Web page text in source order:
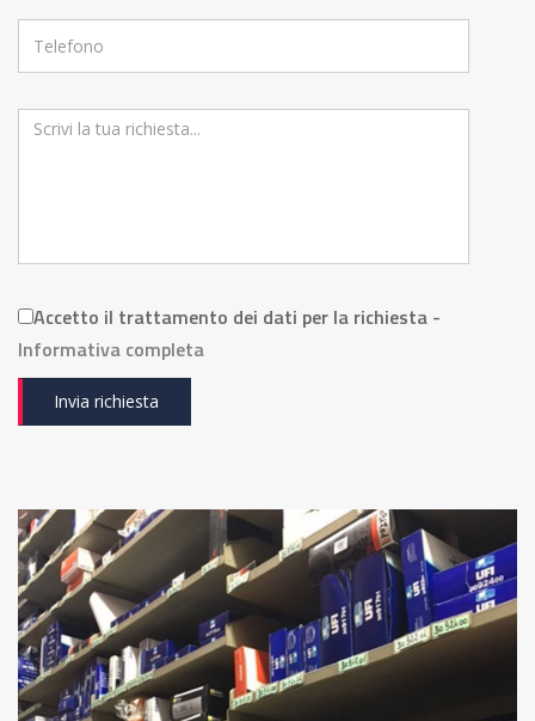
Accetto il trattamento dei dati per la richiesta -
Informativa completa
Invia richiesta